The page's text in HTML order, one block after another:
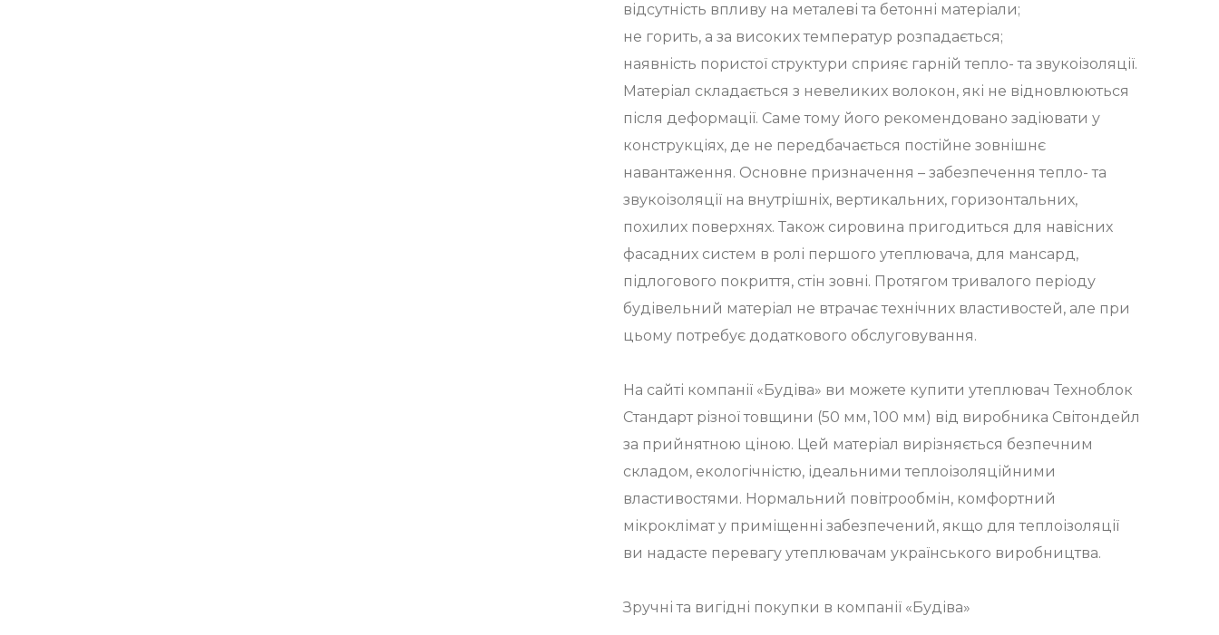
відсутність впливу на металеві та бетонні матеріали;
не горить, а за високих температур розпадається;
наявність пористої структури сприяє гарній тепло- та звукоізоляції.
Матеріал складається з невеликих волокон, які не відновлюються
після деформації. Саме тому його рекомендовано задіювати у
конструкціях, де не передбачається постійне зовнішнє
навантаження. Основне призначення – забезпечення тепло- та
звукоізоляції на внутрішніх, вертикальних, горизонтальних,
похилих поверхнях. Також сировина пригодиться для навісних
фасадних систем в ролі першого утеплювача, для мансард,
підлогового покриття, стін зовні. Протягом тривалого періоду
будівельний матеріал не втрачає технічних властивостей, але при
цьому потребує додаткового обслуговування.
На сайті компанії «Будіва» ви можете купити утеплювач Техноблок
Стандарт різної товщини (50 мм, 100 мм) від виробника Світондейл
за прийнятною ціною. Цей матеріал вирізняється безпечним
складом, екологічністю, ідеальними теплоізоляційними
властивостями. Нормальний повітрообмін, комфортний
мікроклімат у приміщенні забезпечений, якщо для теплоізоляції
ви надасте перевагу утеплювачам українського виробництва.
Зручні та вигідні покупки в компанії «Будіва»